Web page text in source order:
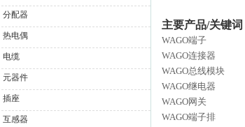
分配器
热电偶
电缆
元器件
插座
互感器
主要产品/关键词
WAGO端子
WAGO连接器
WAGO总线模块
WAGO继电器
WAGO网关
WAGO端子排